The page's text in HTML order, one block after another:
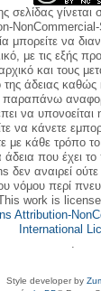
σελίδας
να
με τις εξής
και τους
άδειας
παραπάνω
να
να κάνετε
με κάθε τρόπο
άδεια που έχει
δεν αναιρεί ούτε
νόμου περί
work is
Attribution-
International
.
Style developer by